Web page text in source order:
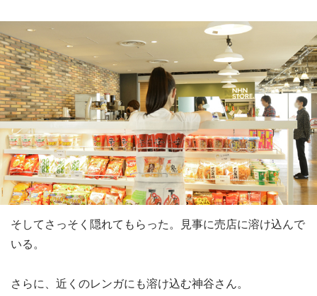
そしてさっそく隠れてもらった。見事に売店に溶け込んで
いる。
さらに、近くのレンガにも溶け込む神谷さん。